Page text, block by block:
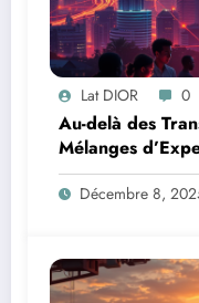
Lat DIOR 0
Au-delà des
Mélanges
l’Efficacité de
Décembre 8,